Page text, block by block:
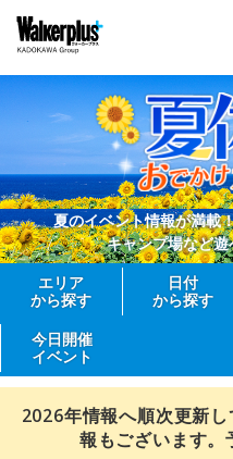
夏のイベント情報が満載
キャンプ場など
エリア
から探す
日付
から探す
今日開催
イベント
2026年情報へ順次更新
報もございます。